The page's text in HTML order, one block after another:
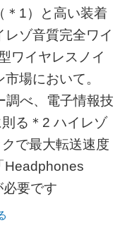
＊1）と高い装着
ゾ音質完全ワイ
ワイヤレスノイ
場において。
調べ、電子情報技
る＊2 ハイレゾ
で最大転送速度
Headphones
要です